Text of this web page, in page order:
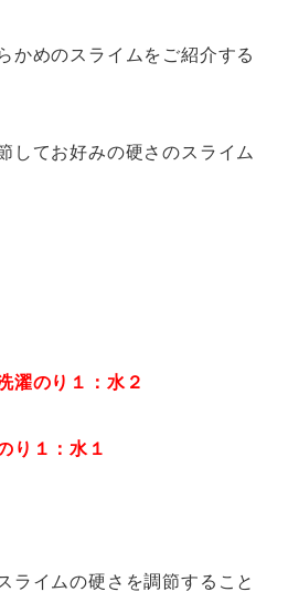
かめのスライムをご紹介する
してお好みの硬さのスライム
濯のり１：水２
り１：水１
ライムの硬さを調節すること